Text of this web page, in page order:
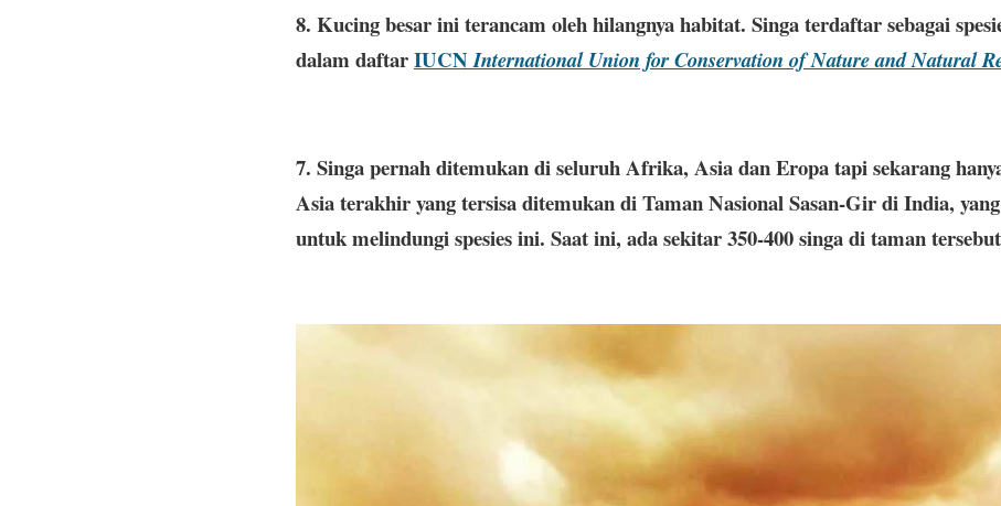
8. Kucing besar ini terancam oleh hilangnya habitat. Singa terdaftar sebagai
dalam daftarIUCNInternational Union for Conservation of Nature and Natural
7. Singa pernah ditemukan di seluruh Afrika, Asia dan Eropa tapi sekarang
Asia terakhir yang tersisa ditemukan di Taman Nasional Sasan-Gir di India,
untuk melindungi spesies ini. Saat ini, ada sekitar 350-400 singa di taman